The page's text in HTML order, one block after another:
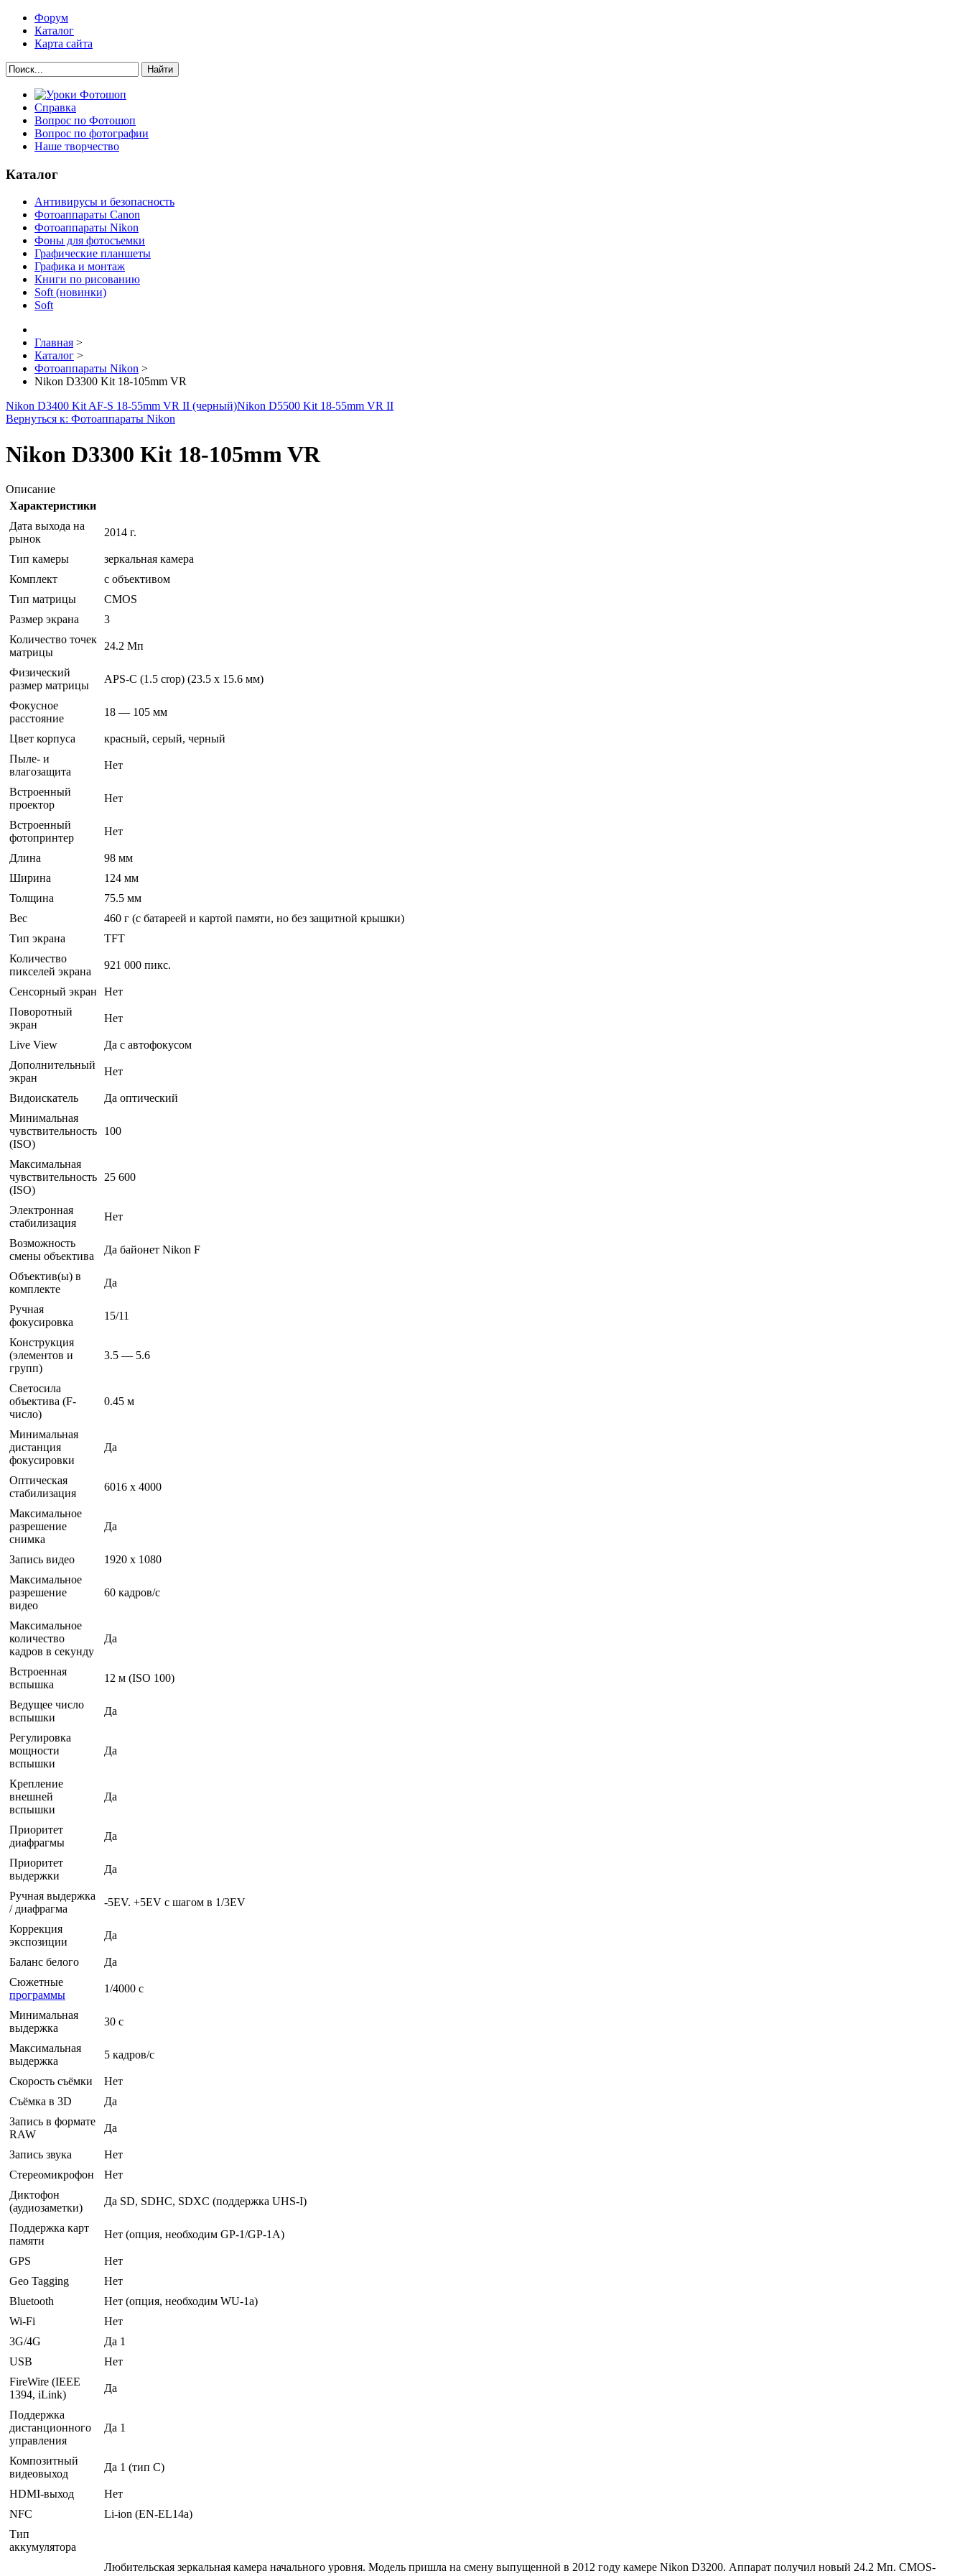
Форум
Каталог
Карта сайта
Найти
Справка
Вопрос по Фотошоп
Вопрос по фотографии
Наше творчество
Каталог
Антивирусы и безопасность
Фотоаппараты Canon
Фотоаппараты Nikon
Фоны для фотосъемки
Графические планшеты
Графика и монтаж
Книги по рисованию
Soft (новинки)
Soft
Главная >
Каталог >
Фотоаппараты Nikon >
Nikon D3300 Kit 18-105mm VR
Nikon D3400 Kit AF-S 18-55mm VR II (черный)Nikon D5500 Kit 18-55mm VR II
Вернуться к: Фотоаппараты Nikon
Nikon D3300 Kit 18-105mm VR
Описание
Характеристики
Дата выхода на
рынок
2014 г.
Тип камеры
зеркальная камера
Комплект
с объективом
Тип матрицы
CMOS
Размер экрана
3
Количество точек
матрицы
24.2 Мп
Физический
размер матрицы
APS-C (1.5 crop) (23.5 x 15.6 мм)
Фокусное
расстояние
18 — 105 мм
Цвет корпуса
красный, серый, черный
Пыле- и
влагозащита
Нет
Встроенный
проектор
Нет
Встроенный
фотопринтер
Нет
Длина
98 мм
Ширина
124 мм
Толщина
75.5 мм
Вес
460 г (с батареей и картой памяти, но без защитной крышки)
Тип экрана
TFT
Количество
пикселей экрана
921 000 пикс.
Сенсорный экран
Нет
Поворотный
экран
Нет
Live View
Да с автофокусом
Дополнительный
экран
Нет
Видоискатель
Да оптический
Минимальная
чувствительность
(ISO)
100
Максимальная
чувствительность
(ISO)
25 600
Электронная
стабилизация
Нет
Возможность
смены объектива
Да байонет Nikon F
Объектив(ы) в
комплекте
Да
Ручная
фокусировка
15/11
Конструкция
(элементов и
групп)
3.5 — 5.6
Светосила
объектива (F-
число)
0.45 м
Минимальная
дистанция
фокусировки
Да
Оптическая
стабилизация
6016 x 4000
Максимальное
разрешение
снимка
Да
Запись видео
1920 x 1080
Максимальное
разрешение
видео
60 кадров/с
Максимальное
количество
кадров в секунду
Да
Встроенная
вспышка
12 м (ISO 100)
Ведущее число
вспышки
Да
Регулировка
мощности
вспышки
Да
Крепление
внешней
вспышки
Да
Приоритет
диафрагмы
Да
Приоритет
выдержки
Да
Ручная выдержка
/ диафрагма
-5EV. +5EV с шагом в 1/3EV
Коррекция
экспозиции
Да
Баланс белого
Да
Сюжетные
программы
1/4000 c
Минимальная
выдержка
30 c
Максимальная
выдержка
5 кадров/с
Скорость съёмки
Нет
Съёмка в 3D
Да
Запись в формате
RAW
Да
Запись звука
Нет
Стереомикрофон
Нет
Диктофон
(аудиозаметки)
Да SD, SDHC, SDXC (поддержка UHS-I)
Поддержка карт
памяти
Нет (опция, необходим GP-1/GP-1A)
GPS
Нет
Geo Tagging
Нет
Bluetooth
Нет (опция, необходим WU-1а)
Wi-Fi
Нет
3G/4G
Да 1
USB
Нет
FireWire (IEEE
1394, iLink)
Да
Поддержка
дистанционного
управления
Да 1
Композитный
видеовыход
Да 1 (тип С)
HDMI-выход
Нет
NFC
Li-ion (EN-EL14a)
Тип
аккумулятора
Любительская зеркальная камера начального уровня. Модель пришла на смену выпущенной в 2012 году камере Nikon D3200. Аппарат получил новый 24.2 Мп. CMOS-